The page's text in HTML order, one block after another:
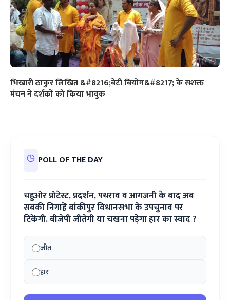
भिखारी ठाकुर लिखित &#8216;बेटी बियोग&#8217; के सशक्त
मंचन ने दर्शकों को किया भावुक
POLL OF THE DAY
चहुओर प्रोटेस्ट, प्रदर्शन, पथराव व आगजनी के बाद अब
सबकी निगाहें बांकीपुर विधानसभा के उपचुनाव पर
टिकेंगी. बीजेपी जीतेगी या चखना पड़ेगा हार का स्वाद ?
जीत
हार